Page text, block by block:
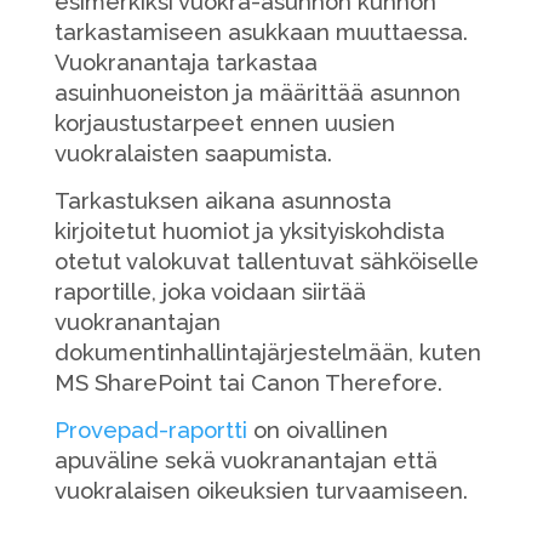
tarkastamiseen asukkaan muuttaessa.
Vuokranantaja tarkastaa
asuinhuoneiston ja määrittää asunnon
korjaustustarpeet ennen uusien
vuokralaisten saapumista.
Tarkastuksen aikana asunnosta
kirjoitetut huomiot ja yksityiskohdista
otetut valokuvat tallentuvat sähköiselle
raportille, joka voidaan siirtää
vuokranantajan
dokumentinhallintajärjestelmään, kuten
MS SharePoint tai Canon Therefore.
Provepad-raportti on oivallinen
apuväline sekä vuokranantajan että
vuokralaisen oikeuksien turvaamiseen.